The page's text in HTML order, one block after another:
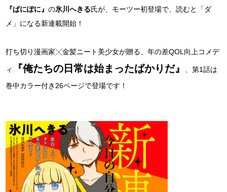
『ぱにぽに』の氷川へきる氏が、モーツー初登場で、読むと「ダ
メ」になる新連載開始！
打ち切り漫画家╳金髪ニート美少女が贈る、年の差QOL向上コメデ
ィ 『俺たちの日常は始まったばかりだ』
、第1話は
巻中カラー付き26ページで登場です！